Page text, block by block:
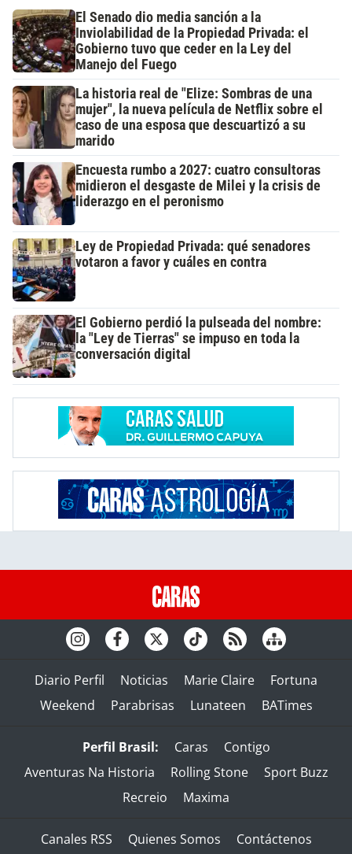
El Senado dio media sanción a la
Inviolabilidad de la Propiedad Privada: el
Gobierno tuvo que ceder en la Ley del
Manejo del Fuego
La historia real de "Elize: Sombras de una
mujer", la nueva película de Netflix sobre el
caso de una esposa que descuartizó a su
marido
Encuesta rumbo a 2027: cuatro consultoras
midieron el desgaste de Milei y la crisis de
liderazgo en el peronismo
Ley de Propiedad Privada: qué senadores
votaron a favor y cuáles en contra
El Gobierno perdió la pulseada del nombre:
la "Ley de Tierras" se impuso en toda la
conversación digital
Diario Perfil Noticias Marie Claire
Fortuna
Weekend
Parabrisas Lunateen BATimes
Perfil Brasil: Caras
Contigo
Aventuras Na Historia
Rolling Stone
Sport Buzz
Recreio
Maxima
Canales RSS Quienes Somos Contáctenos